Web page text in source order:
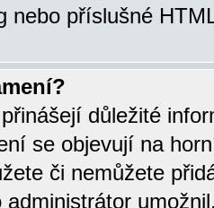
nebo příslušné
důležité
se objevují na
či nemůžete